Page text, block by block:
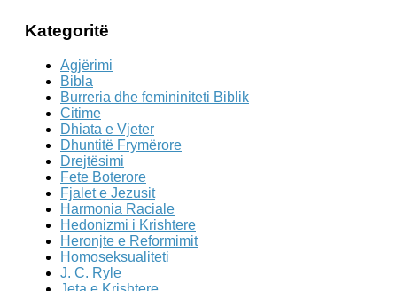
Kategoritë
Agjërimi
Bibla
Burreria dhe femininiteti Biblik
Citime
Dhiata e Vjeter
Dhuntitë Frymërore
Drejtësimi
Fete Boterore
Fjalet e Jezusit
Harmonia Raciale
Hedonizmi i Krishtere
Heronjte e Reformimit
Homoseksualiteti
J. C. Ryle